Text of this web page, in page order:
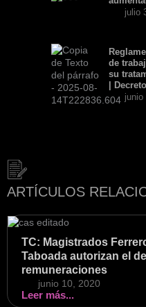
julio
de
su
|
junio
ARTÍCULOS
TC: Magistrados
Taboada autorizan el
remuneraciones
junio 10, 2020
Leer más...